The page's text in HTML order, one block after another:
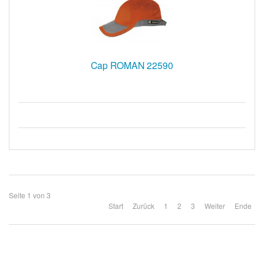
Cap ROMAN 22590
Seite 1 von 3
Start
Zurück 1 2 3 Weiter Ende